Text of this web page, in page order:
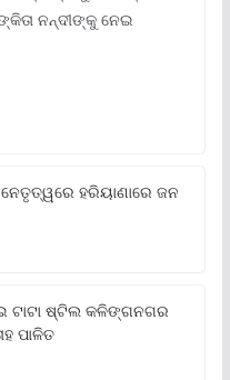
ନନ୍ଦୀଙ୍କୁ ନେଇ
ହରିୟାଣାରେ ଜନ
ଟାଟା ଷ୍ଟିଲ କଳିଙ୍ଗନଗର
ପାଳିତ